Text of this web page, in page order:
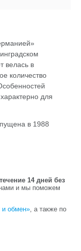
велась в
количество
для
в 1988
14 дней без
и мы поможем
и обмен», а также по